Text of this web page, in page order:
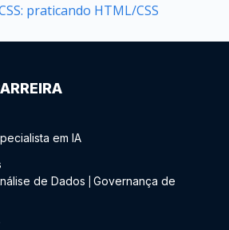
praticando HTML/CSS
em IA
de Dados
Governança de